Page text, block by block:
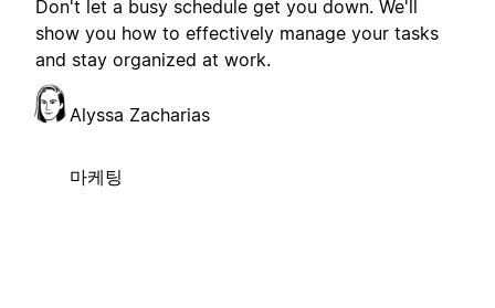
Don't let a busy schedule get you down. We'll
show you how to effectively manage your tasks
and stay organized at work.
Alyssa Zacharias
마케팅